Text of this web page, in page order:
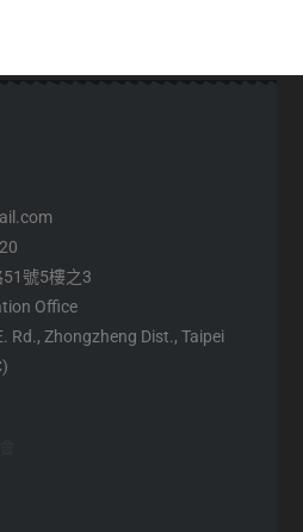
號5樓之3
Office
Rd., Zhongzheng Dist., Taipei